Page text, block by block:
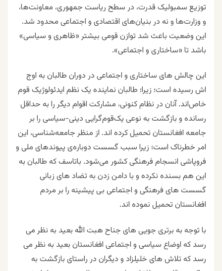
توزیع سمبولیک قدرت، در سطح ریاست جمهوری، معاونت‌ها،
و وزارت‌ها و نه در بنیان‌های اقتصادی و اجتماعی محدود شد.
این وضعیت باعث شد توازن قومی بیشتر «ظاهری و سیاسی»
باشد تا «ساختاری و اجتماعی».
این چالش های ساختاری و اجتماعی در دوران طالبان به اوج
اش رسیده است؛ زیرا؛ طالبان نماینده یک نظم ایدئولوژیک قوم
خاص‌اند. آنان در نظام کنونی، مشارکت اقوام دیگر را به حداقل
رسانده و بازگشت به نوعی یک‌قوم‌گرایی دینی-سیاسی را بر
جامعه افغانستان تحمیل کرده اند. از منظر جامعه‌شناسی، این
امر خطرناک است؛ زیرا سبب گسست دوباره‌ی پیوندهای ملی و
فروپاشی انسجام فرهنگی کشور می‌شود. باتاسف که طالبان به
این هم بسنده نکرده و با دامن زدن به تضاد های زبانی
گسست های فرهنگی و اجتماعی بی پیشینه را بر مردم
افغانستان تحمیل نموده اند.
با توجه به برتری جویی های جناح هبت الله بعید به نظر می
رسد که اوضاع سیاسی و اجتماعی افغانستان بعید به نظر می
رسد که تلاش های خلیلزاد و دیگران در راستای بازگشت به